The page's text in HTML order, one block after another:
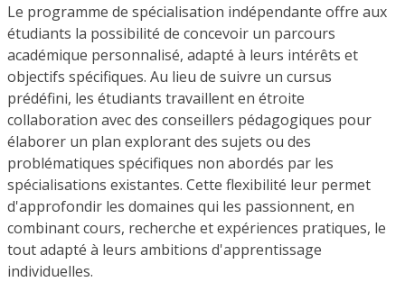
Le programme de spécialisation indépendante offre aux
étudiants la possibilité de concevoir un parcours
académique personnalisé, adapté à leurs intérêts et
objectifs spécifiques. Au lieu de suivre un cursus
prédéfini, les étudiants travaillent en étroite
collaboration avec des conseillers pédagogiques pour
élaborer un plan explorant des sujets ou des
problématiques spécifiques non abordés par les
spécialisations existantes. Cette flexibilité leur permet
d'approfondir les domaines qui les passionnent, en
combinant cours, recherche et expériences pratiques, le
tout adapté à leurs ambitions d'apprentissage
individuelles.